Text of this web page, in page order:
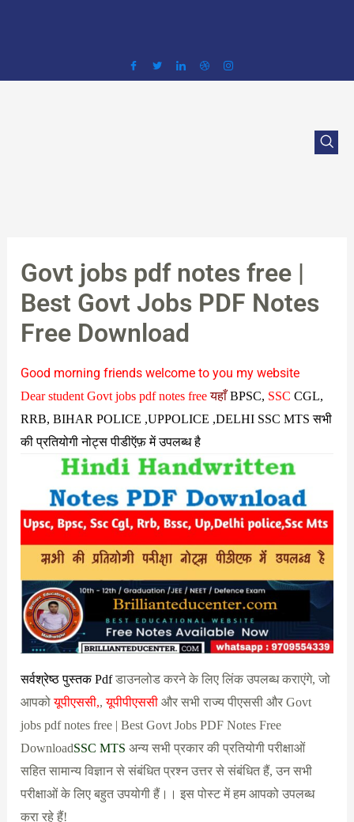
Govt jobs pdf notes free |
Best Govt Jobs PDF Notes
Free Download
Good morning friends welcome to you my website
Dear student Govt jobs pdf notes free यहाँ BPSC, SSC CGL,
RRB, BIHAR POLICE ,UPPOLICE ,DELHI SSC MTS सभी
की प्रतियोगी नोट्स पीडीऍफ़ में उपलब्ध है
सर्वश्रेष्ठ पुस्तक Pdfडाउनलोड करने के लिए लिंक उपलब्ध कराएंगे, जो
आपकोयूपीएससी,,यूपीपीएससी और सभी राज्य पीएससी और Govt
jobs pdf notes free | Best Govt Jobs PDF Notes Free
DownloadSSC MTS अन्य सभी प्रकार की प्रतियोगी परीक्षाओं
सहित सामान्य विज्ञान से संबंधित प्रश्न उत्तर से संबंधित हैं, उन सभी
परीक्षाओं के लिए बहुत उपयोगी हैं।। इस पोस्ट में हम आपको उपलब्ध
करा रहे हैं!